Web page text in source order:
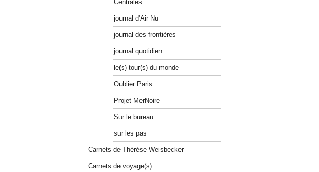
Centrales
journal d'Air Nu
journal des frontières
journal quotidien
le(s) tour(s) du monde
Oublier Paris
Projet MerNoire
Sur le bureau
sur les pas
Carnets de Thérèse Weisbecker
Carnets de voyage(s)